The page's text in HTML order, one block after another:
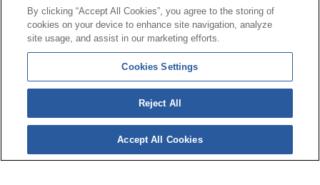
Línea Universal 900 203 203|Zona Privada Comisión de
Prestaciones Especiales|Zona Privada Proveedor
Sanitario
© Mutua Universal 2026 | Mapa del sitio | Aviso legal
Política de Protección de Datos
cookies
Síguenos en:
By clicking “Accept All Cookies”, you agree to the storing of
cookies on your device to enhance site navigation, analyze
site usage, and assist in our marketing efforts.
Cookies Settings
Reject All
Accept All Cookies